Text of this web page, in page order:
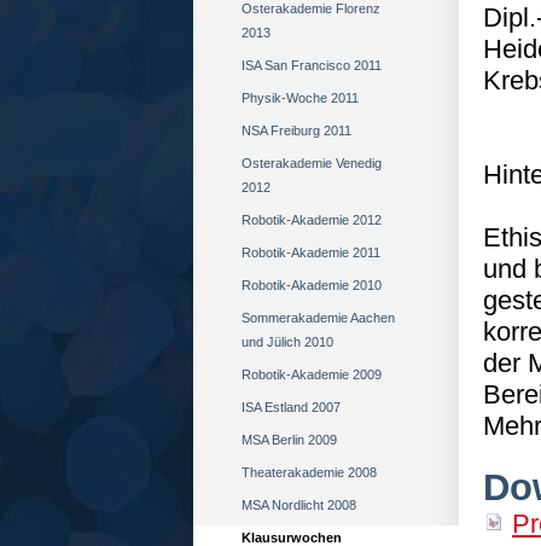
Osterakademie Florenz
2013
ISA San Francisco 2011
Physik-Woche 2011
NSA Freiburg 2011
Osterakademie Venedig
2012
Robotik-Akademie 2012
Robotik-Akademie 2011
Robotik-Akademie 2010
Sommerakademie Aachen
und Jülich 2010
Robotik-Akademie 2009
ISA Estland 2007
MSA Berlin 2009
Theaterakademie 2008
MSA Nordlicht 2008
Klausurwochen
und
der